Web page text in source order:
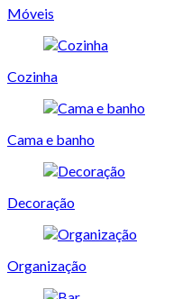
Móveis
Cozinha
Cama e banho
Decoração
Organização